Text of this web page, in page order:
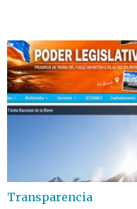
Transparencia